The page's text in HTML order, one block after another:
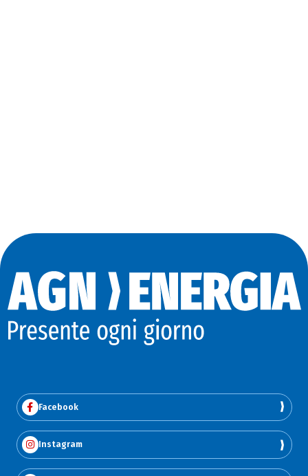
Facebook
Instagram